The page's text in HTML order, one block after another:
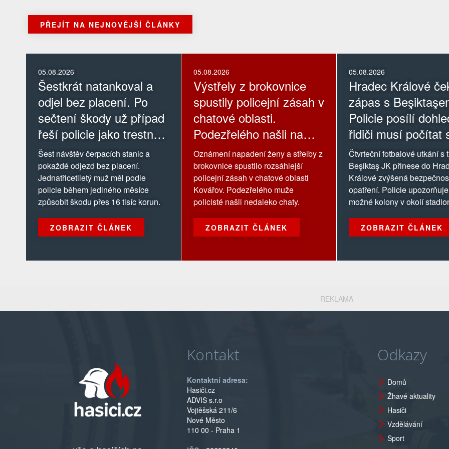
PŘEJÍT NA NEJNOVĚJŠÍ ČLÁNKY
05.08.2026
Šestkrát natankoval a
odjel bez placení. Po
sečtení škody už případ
řeší policie jako trestný
čin
Šest návštěv čerpacích stanic a
pokaždé odjezd bez placení.
Jednatřicetiletý muž měl podle
policie během jediného měsíce
způsobit škodu přes 16 tisíc korun.
ZOBRAZIT ČLÁNEK
05.08.2026
Hradec Králové
zápas s
Policie posílí
řidiči musí počítat
kolonami
Čtvrteční fotbalové utkání s
Beşiktaş JK přinese do
Králové zvýšená
opatření. Policie
možné kolony v okolí
ZOBRAZIT ČLÁNEK
05.08.2026
Výstřely z brokovnice
spustily policejní zásah v
chatové oblasti.
Podezřelého našli na
louce
Oznámení napadení ženy a střelby z
brokovnice spustilo rozsáhlejší
policejní zásah v chatové oblasti
Kovářov. Podezřelého muže
policisté našli nedaleko chaty.
ZOBRAZIT ČLÁNEK
REKLAMA
Kontakt
Kontaktní adresa:
Hasiči.cz
ADVIS s.r.o
Vojtěšská 211/6
Nové Město
110 00 - Praha 1
Odkazy
Domů
Žhavé aktuality
Hasiči
Vzdělávání
Sport